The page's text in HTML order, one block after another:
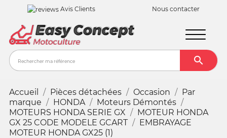
Avis Clients Nous contacter

Accueil Pièces détachées Occasion
Par
marque
HONDA
Moteurs Démontés
MOTEURS HONDA SERIE GX
MOTEUR HONDA
GX 25 CODE MODELE GCART
EMBRAYAGE
MOTEUR HONDA GX25 (1)